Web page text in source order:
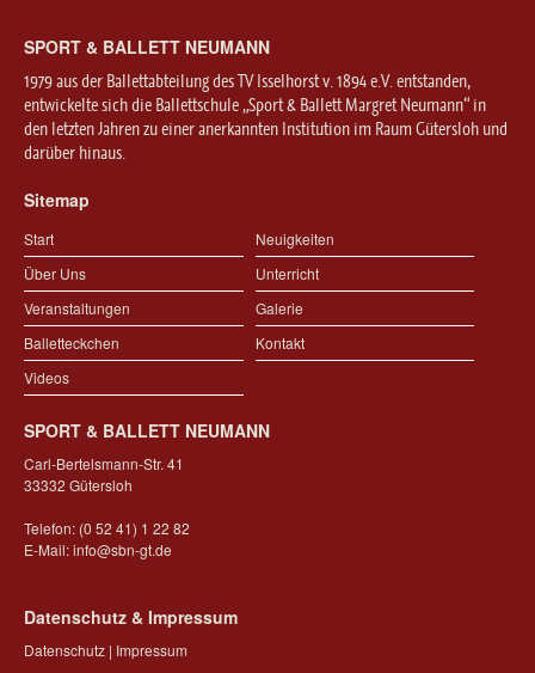
SPORT & BALLETT NEUMANN
1979 aus der Ballettabteilung des TV Isselhorst v. 1894 e.V. entstanden,
entwickelte sich die Ballettschule „Sport & Ballett Margret Neumann“ in
den letzten Jahren zu einer anerkannten Institution im Raum Gütersloh und
darüber hinaus.
Sitemap
Start
Neuigkeiten
Über Uns
Unterricht
Veranstaltungen
Galerie
Balletteckchen
Kontakt
Videos
SPORT & BALLETT NEUMANN
Carl-Bertelsmann-Str. 41
33332 Gütersloh
Telefon: (0 52 41) 1 22 82
E-Mail:info@sbn-gt.de
Datenschutz & Impressum
Datenschutz | Impressum